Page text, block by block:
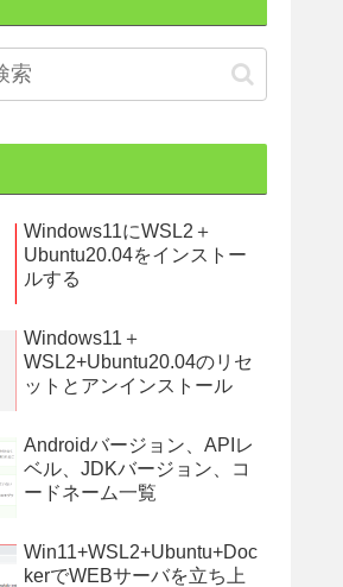
Windows11にWSL2＋
Ubuntu20.04をインストー
ルする
Windows11＋
WSL2+Ubuntu20.04のリセ
ットとアンインストール
Androidバージョン、APIレ
ベル、JDKバージョン、コ
ードネーム一覧
Win11+WSL2+Ubuntu+Doc
kerでWEBサーバを立ち上